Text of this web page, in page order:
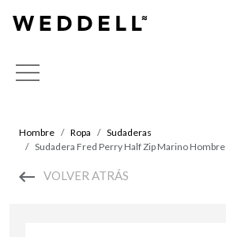
Hombre Ropa
Sudaderas
Sudadera Fred Perry Half Zip Marino Hombre
VOLVER ATRÁS